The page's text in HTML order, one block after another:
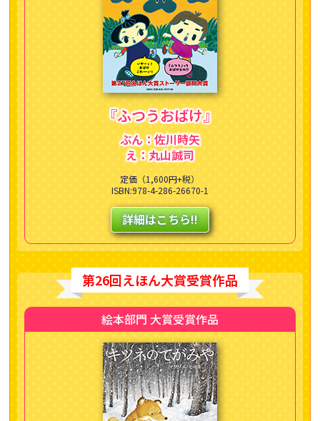
『ふつうおばけ』
ぶん：佐川時矢
え：丸山誠司
定価（1,600円+税）
ISBN:978-4-286-26670-1
詳細はこちら!!
第26回えほん大賞受賞作品
絵本部門 大賞受賞作品